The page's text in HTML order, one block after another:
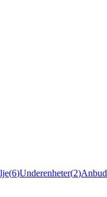
(6)Underenheter(2)Anbud